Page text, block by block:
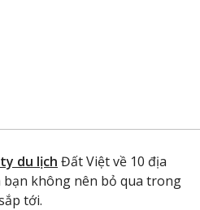
du lịch Đất Việt về 10 địa
bạn không nên bỏ qua trong
tới.